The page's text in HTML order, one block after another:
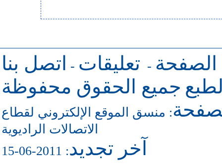
الصفحة - تعليقات -
اتصل بنا
جميع الحقوق محفوظة
: منسق الموقع الإلكتروني لقطاع
الاتصالات الراديوية
آخر تجديد: 2011-06-15